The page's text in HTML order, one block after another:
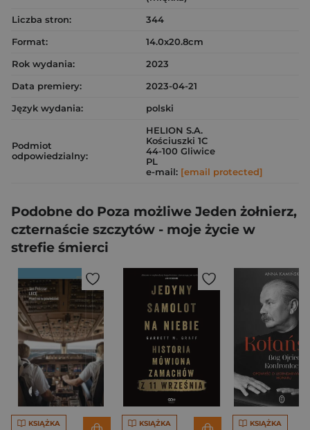
Liczba stron:
344
Format:
14.0x20.8cm
Rok wydania:
2023
Data premiery:
2023-04-21
Język wydania:
polski
Podmiot
odpowiedzialny:
HELION S.A.
Kościuszki 1C
44-100 Gliwice
PL
e-mail: [email protected]
Podobne do Poza możliwe Jeden żołnierz,
czternaście szczytów - moje życie w
strefie śmierci
KSIĄŻKA KSIĄŻKA KSIĄŻKA